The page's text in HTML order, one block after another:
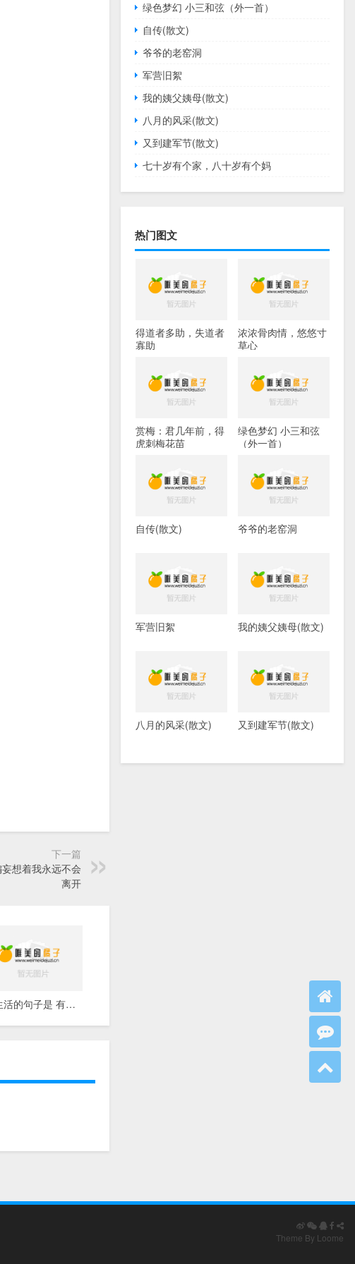
下一篇
想着我永远不会
离开
为生活的句子是 有哪些关于生活的经典句子
绿色梦幻 小三和弦（外一首）
自传(散文)
爷爷的老窑洞
军营旧絮
我的姨父姨母(散文)
八月的风采(散文)
又到建军节(散文)
七十岁有个家，八十岁有个妈
热门图文
得道者多助，失道者
寡助
浓浓骨肉情，悠悠寸
草心
赏梅：君几年前，得
虎刺梅花苗
绿色梦幻 小三和弦
（外一首）
自传(散文) 爷爷的老窑洞
军营旧絮 我的姨父姨母(散文)
八月的风采(散文) 又到建军节(散文)
Theme By Loome